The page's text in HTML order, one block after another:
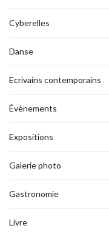
Cyberelles
Danse
Ecrivains contemporains
Évènements
Expositions
Galerie photo
Gastronomie
Livre